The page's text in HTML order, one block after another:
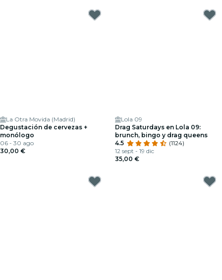
La Otra Movida (Madrid)
Degustación de cervezas +
monólogo
06 - 30 ago
30,00 €
Lola 09
Drag Saturdays en Lola 09:
brunch, bingo y drag queens
4.5
(1124)
12 sept - 19 dic
35,00 €